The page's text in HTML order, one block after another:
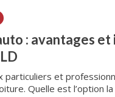
: avantages
particuliers et
Quelle est l’option